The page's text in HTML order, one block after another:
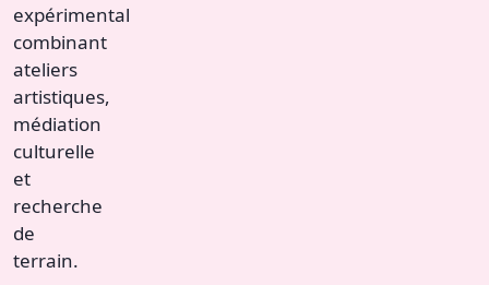
expérimental
combinant
ateliers
artistiques,
médiation
culturelle
et
recherche
de
terrain.